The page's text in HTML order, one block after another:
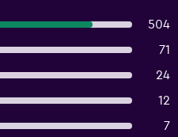
504
71
24
12
7